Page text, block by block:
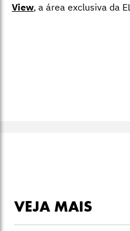
View, a área exclusiva da
VEJA MAIS